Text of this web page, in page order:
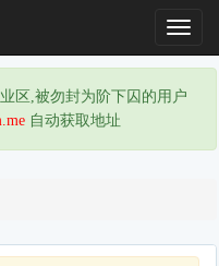
T
o
g
e
i
区,被勿封为阶下囚的用户
自动获取地址